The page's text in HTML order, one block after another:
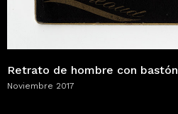
Retrato de hombre con bastón
Noviembre 2017